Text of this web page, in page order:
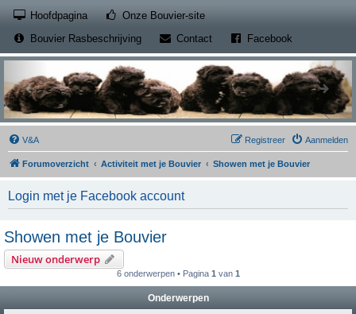
Hoofdpagina Onze Bouvier-site(Opens a new tab)
Bouvier Rasbeschrijving
Contact(Opens a new tab)
Facebook
V&A Aanmelden
Registreer
Forumoverzicht Activiteit met je Bouvier Showen met je Bouvier
Login met je Facebook account
Showen met je Bouvier
Nieuw onderwerp
6 onderwerpen • Pagina 1 van 1
Onderwerpen